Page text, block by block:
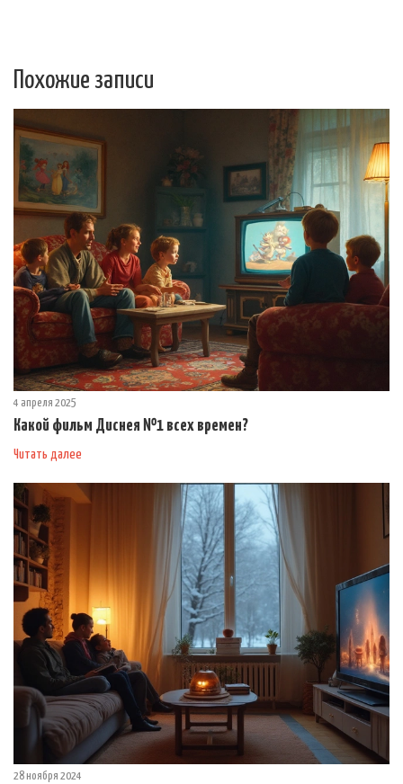
Похожие записи
4 апреля 2025
Какой фильм Диснея №1 всех времен?
Читать далее
28 ноября 2024